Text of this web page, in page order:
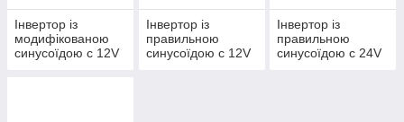
Інвертор із
модифікованою
синусоїдою c 12V
Інвертор із
правильною
синусоїдою c 12V
Інвертор із
правильною
синусоїдою c 24V